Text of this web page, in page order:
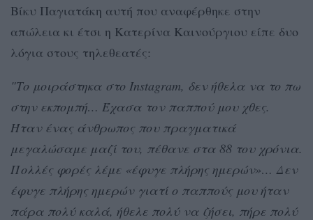
Βίκυ Παγιατάκη αυτή που αναφέρθηκε στην
απώλεια κι έτσι η Κατερίνα Καινούργιου είπε δυο
λόγια στους τηλεθεατές:
"Το μοιράστηκα στο Instagram, δεν ήθελα να το πω
στην εκπομπή… Έχασα τον παππού μου χθες.
Ήταν ένας άνθρωπος που πραγματικά
μεγαλώσαμε μαζί του, πέθανε στα 88 του χρόνια.
Πολλές φορές λέμε «έφυγε πλήρης ημερών»… Δεν
έφυγε πλήρης ημερών γιατί ο παππούς μου ήταν
πάρα πολύ καλά, ήθελε πολύ να ζήσει, πήρε πολύ